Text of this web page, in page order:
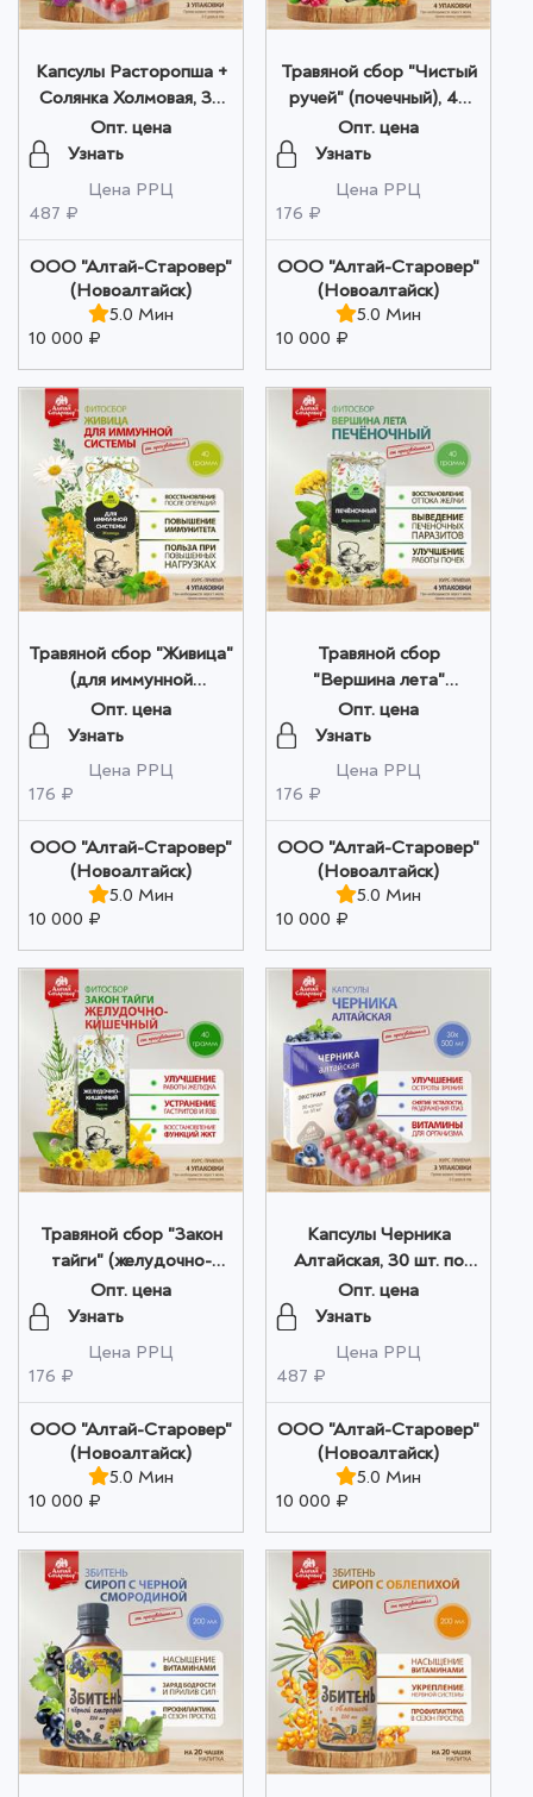
Капсулы Расторопша +
Солянка Холмовая, 30
шт. по 500 мг оптом
Опт. цена
Узнать
Цена РРЦ
487 ₽
ООО "Алтай-Старовер"
(Новоалтайск)
5.0 Мин
10 000 ₽
Травяной сбор "Чистый
ручей" (почечный), 40
гр. оптом
Опт. цена
Узнать
Цена РРЦ
176 ₽
ООО "Алтай-Старовер"
(Новоалтайск)
5.0 Мин
10 000 ₽
Травяной сбор "Живица"
(для иммунной
системы), 40 гр. оптом
Опт. цена
Узнать
Цена РРЦ
176 ₽
ООО "Алтай-Старовер"
(Новоалтайск)
5.0 Мин
10 000 ₽
Травяной сбор
"Вершина лета"
(печеночный), 40 гр.
оптом
Опт. цена
Узнать
Цена РРЦ
176 ₽
ООО "Алтай-Старовер"
(Новоалтайск)
5.0 Мин
10 000 ₽
Травяной сбор "Закон
тайги" (желудочно-
кишечный), 40 гр. оптом
Опт. цена
Узнать
Цена РРЦ
176 ₽
ООО "Алтай-Старовер"
(Новоалтайск)
5.0 Мин
10 000 ₽
Капсулы Черника
Алтайская, 30 шт. по
500 мг оптом
Опт. цена
Узнать
Цена РРЦ
487 ₽
ООО "Алтай-Старовер"
(Новоалтайск)
5.0 Мин
10 000 ₽